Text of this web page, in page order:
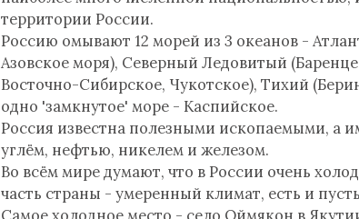
территории России.
Россию омывают 12 морей из 3 океанов -
Азовское моря), Северный Ледовитый
Восточно-Сибирское, Чукотское), Тихий
одно 'замкнутое' море - Каспийское.
Россия известна полезными ископаемыми, а
углём, нефтью, никелем и железом.
Во всём мире думают, что в России очень
часть страны - умеренный климат, есть и